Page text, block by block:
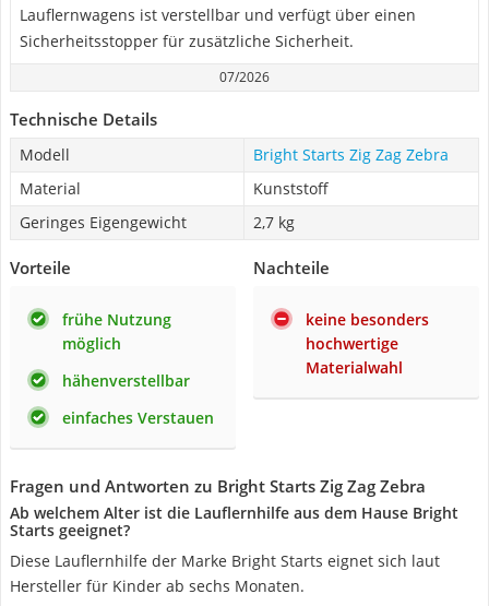
Lauflernwagens ist verstellbar und verfügt über einen
Sicherheitsstopper für zusätzliche Sicherheit.
07/2026
Technische Details
Modell
Bright Starts Zig Zag Zebra
Material
Kunststoff
Geringes Eigengewicht
2,7 kg
Vorteile
frühe Nutzung
möglich
hähenverstellbar
einfaches Verstauen
Nachteile
keine besonders
hochwertige
Materialwahl
Fragen und Antworten zu Bright Starts Zig Zag Zebra
Ab welchem Alter ist die Lauflernhilfe aus dem Hause Bright
Starts geeignet?
Diese Lauflernhilfe der Marke Bright Starts eignet sich laut
Hersteller für Kinder ab sechs Monaten.